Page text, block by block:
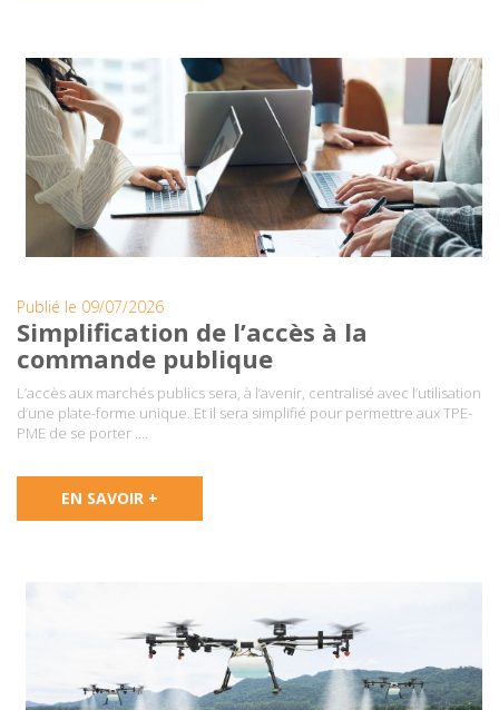
Publié le 09/07/2026
Simplification de l’accès à la
commande publique
L’accès aux marchés publics sera, à l’avenir, centralisé avec l’utilisation
d’une plate-forme unique. Et il sera simplifié pour permettre aux TPE-
PME de se porter ….
EN SAVOIR +